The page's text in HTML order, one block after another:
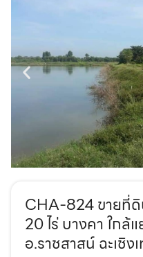
CHA-824 ขายที่
20 ไร่ บางคา ใก
อ.ราชสาสน์ ฉะเชิง